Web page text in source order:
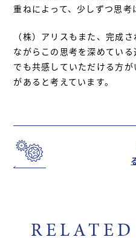
重ねによって、少しずつ思考
（株）アリスもまた、完成
ながらこの思考を深めてい
でも共感していただける方
があると考えています。